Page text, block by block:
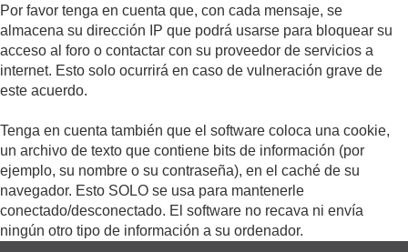
Por favor tenga en cuenta que, con cada mensaje, se
almacena su dirección IP que podrá usarse para bloquear su
acceso al foro o contactar con su proveedor de servicios a
internet. Esto solo ocurrirá en caso de vulneración grave de
este acuerdo.
Tenga en cuenta también que el software coloca una cookie,
un archivo de texto que contiene bits de información (por
ejemplo, su nombre o su contraseña), en el caché de su
navegador. Esto SOLO se usa para mantenerle
conectado/desconectado. El software no recava ni envía
ningún otro tipo de información a su ordenador.